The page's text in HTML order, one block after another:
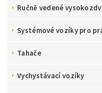
Ručně vedené
Systémové vozíky pro
Tahače
Vychystávací vozíky